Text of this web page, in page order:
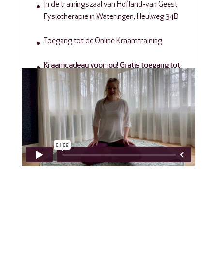
In de trainingszaal van Hofland-van Geest
Fysiotherapie in Wateringen, Heulweg 34B
Toegang tot de Online Kraamtraining
Kraamcadeau voor jou! Gratis toegang tot
de Online Hersteltraining t.w.v. €29,-!
MEER INFO